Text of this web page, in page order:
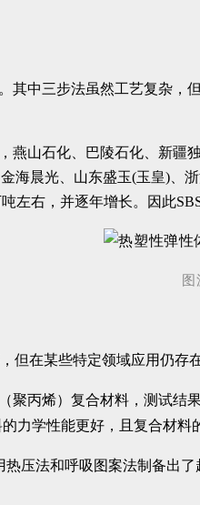
其中三步法虽然工艺复杂
燕山石化、巴陵石化、新
海晨光、山东盛玉(玉皇)、
左右，并逐年增长。因此
但在某些特定领域应用仍存
聚丙烯）复合材料，测试
力学性能更好，且复合材料
压法和呼吸图案法制备出